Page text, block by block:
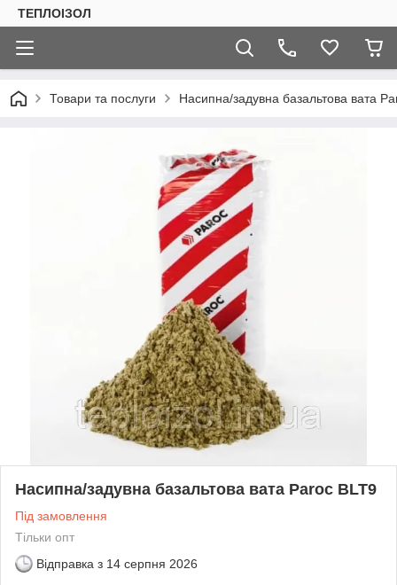
ТЕПЛОIЗОЛ
Товари та послуги Насипна/задувна базальтова вата
Насипна/задувна базальтова вата Paroc BLT9
Під замовлення
Тільки опт
Відправка з 14 серпня 2026